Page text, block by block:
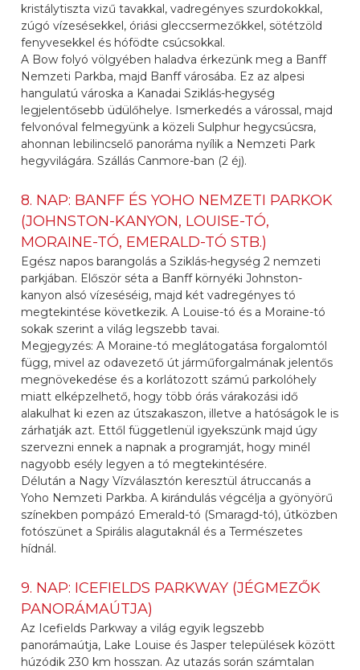
kristálytiszta vizű tavakkal, vadregényes szurdokokkal,
zúgó vízesésekkel, óriási gleccsermezőkkel, sötétzöld
fenyvesekkel és hófödte csúcsokkal.
A Bow folyó völgyében haladva érkezünk meg a Banff
Nemzeti Parkba, majd Banff városába. Ez az alpesi
hangulatú városka a Kanadai Sziklás-hegység
legjelentősebb üdülőhelye. Ismerkedés a várossal, majd
felvonóval felmegyünk a közeli Sulphur hegycsúcsra,
ahonnan lebilincselő panoráma nyílik a Nemzeti Park
hegyvilágára. Szállás Canmore-ban (2 éj).
8. NAP: BANFF ÉS YOHO NEMZETI PARKOK
(JOHNSTON-KANYON, LOUISE-TÓ,
MORAINE-TÓ, EMERALD-TÓ STB.)
Egész napos barangolás a Sziklás-hegység 2 nemzeti
parkjában. Először séta a Banff környéki Johnston-
kanyon alsó vízeséséig, majd két vadregényes tó
megtekintése következik. A Louise-tó és a Moraine-tó
sokak szerint a világ legszebb tavai.
Megjegyzés: A Moraine-tó meglátogatása forgalomtól
függ, mivel az odavezető út járműforgalmának jelentős
megnövekedése és a korlátozott számú parkolóhely
miatt elképzelhető, hogy több órás várakozási idő
alakulhat ki ezen az útszakaszon, illetve a hatóságok le is
zárhatják azt. Ettől függetlenül igyekszünk majd úgy
szervezni ennek a napnak a programját, hogy minél
nagyobb esély legyen a tó megtekintésére.
Délután a Nagy Vízválasztón keresztül átruccanás a
Yoho Nemzeti Parkba. A kirándulás végcélja a gyönyörű
színekben pompázó Emerald-tó (Smaragd-tó), útközben
fotószünet a Spirális alagutaknál és a Természetes
hídnál.
9. NAP: ICEFIELDS PARKWAY (JÉGMEZŐK
PANORÁMAÚTJA)
Az Icefields Parkway a világ egyik legszebb
panorámaútja, Lake Louise és Jasper települések között
húzódik 230 km hosszan. Az utazás során számtalan